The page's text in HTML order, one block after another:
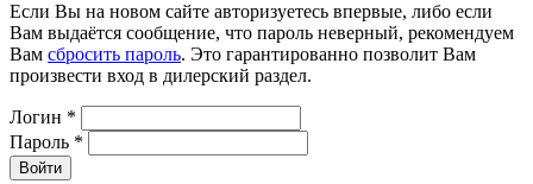
Если Вы на новом сайте авторизуетесь впервые, либо если
Вам выдаётся сообщение, что пароль неверный, рекомендуем
Вам сбросить пароль. Это гарантированно позволит Вам
произвести вход в дилерский раздел.
Логин *
Пароль *
Войти